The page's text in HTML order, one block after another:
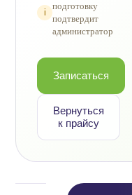
i
подготовку
подтвердит
администратор
Записаться
Вернуться
к прайсу